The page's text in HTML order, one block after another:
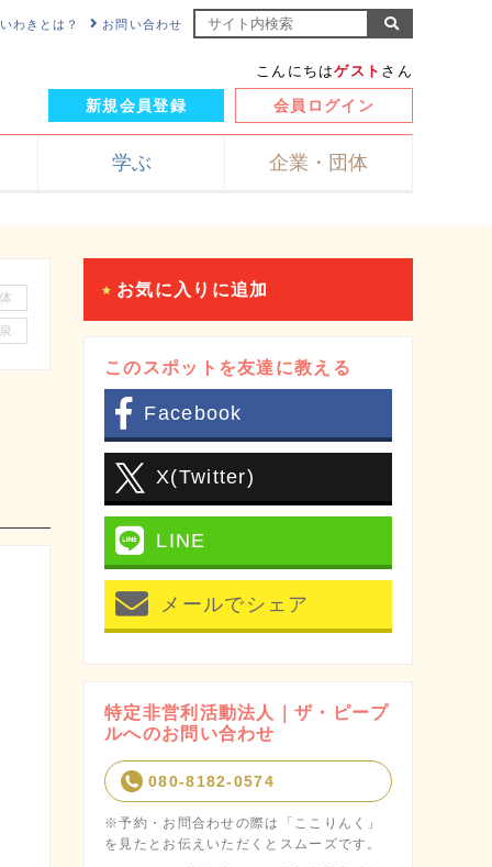
お問い合わせ
わきとは？
こんにちはゲスト さん
新規会員登録 会員ログイン
学ぶ 企業・団体
お気に入りに追加
このスポットを友達に教える
Facebook
X(Twitter)
LINE
メールでシェア
特定非営利活動法人｜ザ・ピープ
ルへのお問い合わせ
080-8182-0574
※予約・お問合わせの際は「ここりんく」
を見たとお伝えいただくとスムーズです。